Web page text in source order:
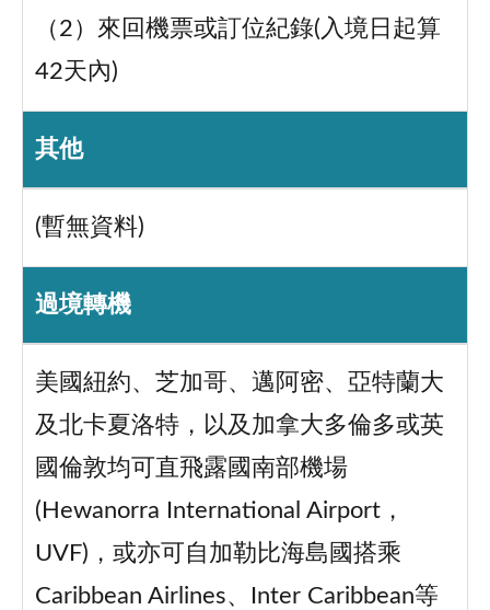
（2）來回機票或訂位紀錄(入境日起算
42天內)
其他
(暫無資料)
過境轉機
美國紐約、芝加哥、邁阿密、亞特蘭大
及北卡夏洛特，以及加拿大多倫多或英
國倫敦均可直飛露國南部機場
(Hewanorra International Airport，
UVF)，或亦可自加勒比海島國搭乘
Caribbean Airlines、Inter Caribbean等